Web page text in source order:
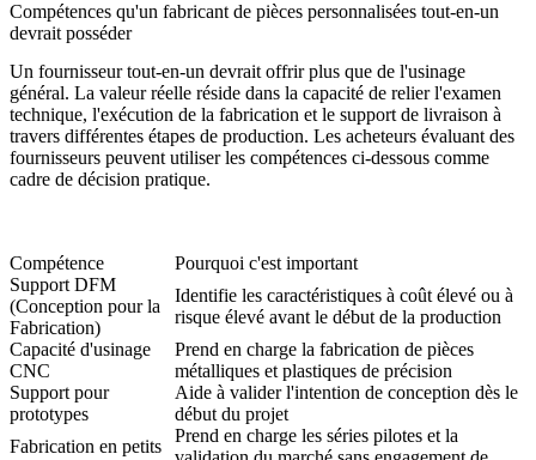
Compétences qu'un fabricant de pièces personnalisées tout-en-un
devrait posséder
Un fournisseur tout-en-un devrait offrir plus que de l'usinage
général. La valeur réelle réside dans la capacité de relier l'examen
technique, l'exécution de la fabrication et le support de livraison à
travers différentes étapes de production. Les acheteurs évaluant des
fournisseurs peuvent utiliser les compétences ci-dessous comme
cadre de décision pratique.
Compétence
Pourquoi c'est important
Support DFM
(Conception pour la
Fabrication)
Identifie les caractéristiques à coût élevé ou à
risque élevé avant le début de la production
Capacité d'usinage
CNC
Prend en charge la fabrication de pièces
métalliques et plastiques de précision
Support pour
prototypes
Aide à valider l'intention de conception dès le
début du projet
Fabrication en petits
Prend en charge les séries pilotes et la